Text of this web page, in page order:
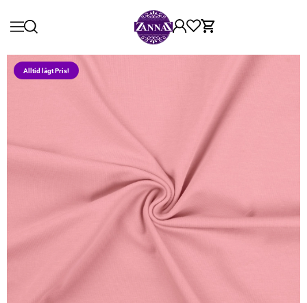
Alltid lågt Pris!